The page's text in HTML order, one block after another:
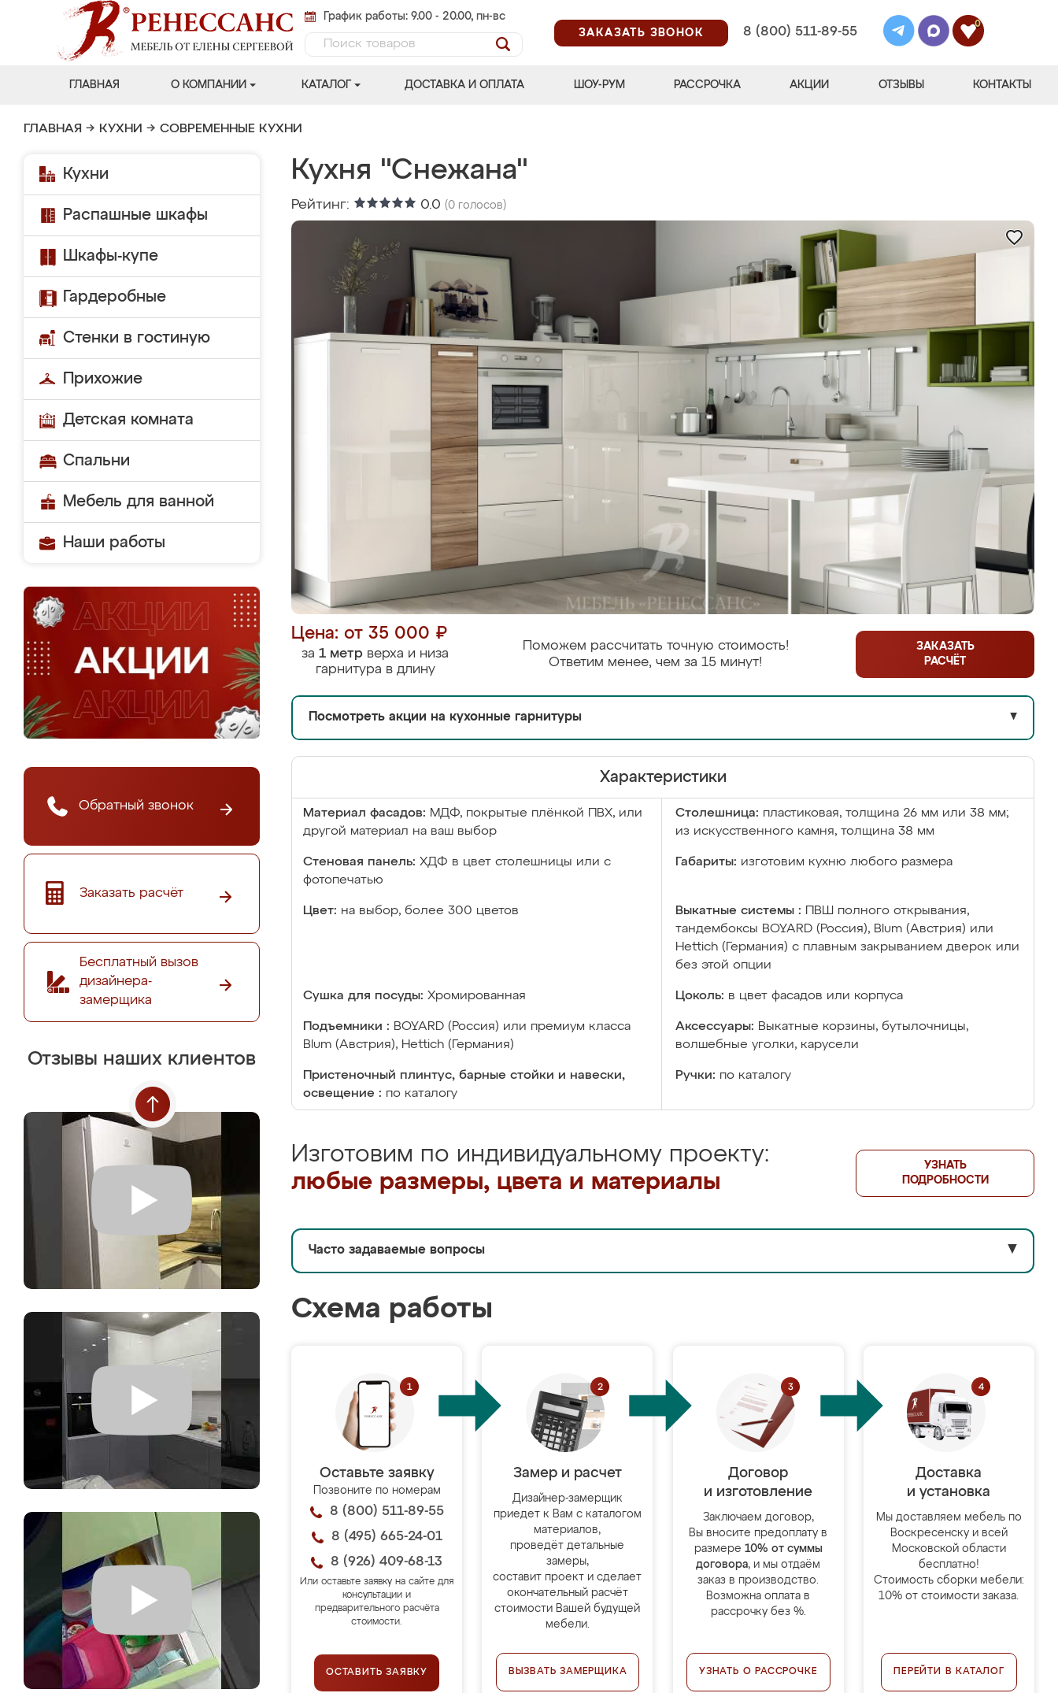
График работы: 9.00 - 20.00, пн-вс
ЗАКАЗАТЬ ЗВОНОК
8 (800) 511-89-55
0
ГЛАВНАЯ О КОМПАНИИ КАТАЛОГ ДОСТАВКА И ОПЛАТА ШОУ-РУМ РАССРОЧКА АКЦИИ ОТЗЫВЫ КОНТАКТЫ
ГЛАВНАЯ → КУХНИ → СОВРЕМЕННЫЕ КУХНИ
Кухни
Распашные шкафы
Шкафы-купе
Гардеробные
Стенки в гостиную
Прихожие
Детская комната
Спальни
Мебель для ванной
Наши работы
Обратный звонок
Заказать расчёт
Бесплатный вызов
дизайнера-
замерщика
Отзывы наших клиентов
Кухня "Снежана"
Рейтинг: 0.0 (0 голосов)
Цена: от 35 000 ₽
за 1 метр верха и низа
гарнитура в длину
Поможем рассчитать точную стоимость!
Ответим менее, чем за 15 минут!
ЗАКАЗАТЬ
РАСЧЁТ
Посмотреть акции на кухонные гарнитуры ▼
Характеристики
Материал фасадов: МДФ, покрытые плёнкой ПВХ, или
другой материал на ваш выбор
Столешница: пластиковая, толщина 26 мм или 38 мм;
из искусственного камня, толщина 38 мм
Стеновая панель: ХДФ в цвет столешницы или с
фотопечатью
Габариты: изготовим кухню любого размера
Цвет: на выбор, более 300 цветов Выкатные системы :
ПВШ полного открывания,
тандембоксы BOYARD (Россия), Blum (Австрия) или
Hettich (Германия) с плавным закрыванием дверок или
без этой опции
Сушка для посуды: Хромированная Цоколь: в цвет фасадов или корпуса
Подъемники : BOYARD (Россия) или премиум класса
Blum (Австрия), Hettich (Германия)
Аксессуары: Выкатные корзины, бутылочницы,
волшебные уголки, карусели
Пристеночный плинтус, барные стойки и навески,
освещение : по каталогу
Ручки: по каталогу
Изготовим по индивидуальному проекту:
любые размеры, цвета и материалы
УЗНАТЬ
ПОДРОБНОСТИ
Часто задаваемые вопросы ▼
Схема работы
Оставьте заявку
Позвоните по номерам
8 (800) 511-89-55
8 (495) 665-24-01
8 (926) 409-68-13
Или оставьте заявку на сайте для
консультации и
предварительного расчёта
стоимости.
ОСТАВИТЬ ЗАЯВКУ
Замер и расчет
Дизайнер-замерщик
приедет к Вам с каталогом
материалов,
проведёт детальные
замеры,
составит проект и сделает
окончательный расчёт
стоимости Вашей будущей
мебели.
ВЫЗВАТЬ ЗАМЕРЩИКА
Договор
и изготовление
Заключаем договор,
Вы вносите предоплату в
размере 10% от суммы
договора, и мы отдаём
заказ в производство.
Возможна оплата в
рассрочку без %.
УЗНАТЬ О РАССРОЧКЕ
Доставка
и установка
Мы доставляем мебель по
Воскресенску и всей
Московской области
бесплатно!
Стоимость сборки мебели:
10% от стоимости заказа.
ПЕРЕЙТИ В КАТАЛОГ